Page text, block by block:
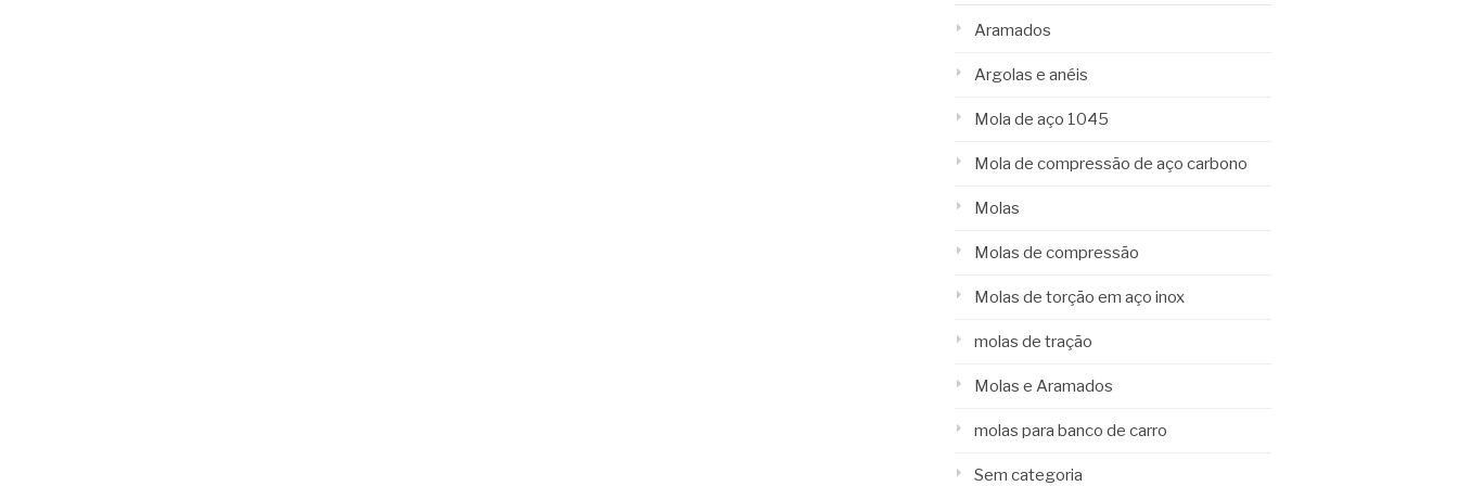
Aramados
Argolas e anéis
Mola de aço 1045
Mola de compressão de aço carbono
Molas
Molas de compressão
Molas de torção em aço inox
molas de tração
Molas e Aramados
molas para banco de carro
Sem categoria